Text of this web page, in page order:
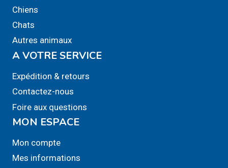
Chiens
Chats
Autres animaux
A VOTRE SERVICE
Expédition & retours
Contactez-nous
Foire aux questions
MON ESPACE
Mon compte
Mes informations